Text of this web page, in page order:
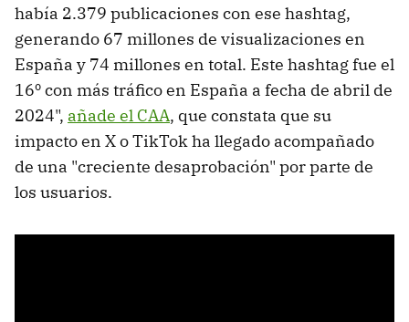
había 2.379 publicaciones con ese hashtag,
generando 67 millones de visualizaciones en
España y 74 millones en total. Este hashtag fue el
16º con más tráfico en España a fecha de abril de
2024", añade el CAA, que constata que su
impacto en X o TikTok ha llegado acompañado
de una "creciente desaprobación" por parte de
los usuarios.